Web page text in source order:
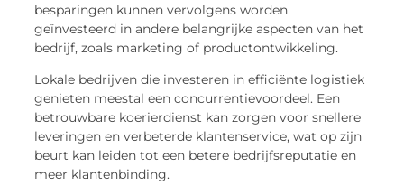
besparingen kunnen vervolgens worden
geïnvesteerd in andere belangrijke aspecten van het
bedrijf, zoals marketing of productontwikkeling.
Lokale bedrijven die investeren in efficiënte logistiek
genieten meestal een concurrentievoordeel. Een
betrouwbare koerierdienst kan zorgen voor snellere
leveringen en verbeterde klantenservice, wat op zijn
beurt kan leiden tot een betere bedrijfsreputatie en
meer klantenbinding.